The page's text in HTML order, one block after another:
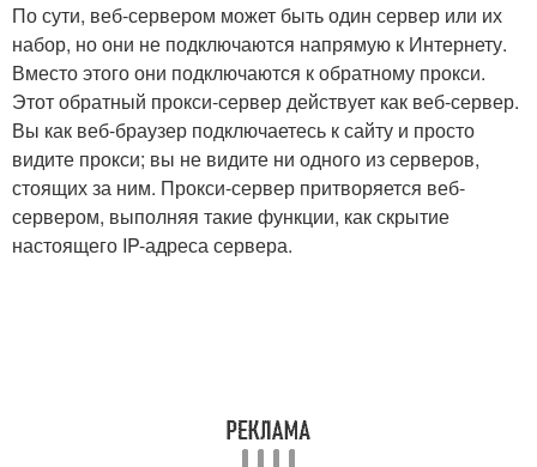
По сути, веб-сервером может быть один сервер или их
набор, но они не подключаются напрямую к Интернету.
Вместо этого они подключаются к обратному прокси.
Этот обратный прокси-сервер действует как веб-сервер.
Вы как веб-браузер подключаетесь к сайту и просто
видите прокси; вы не видите ни одного из серверов,
стоящих за ним. Прокси-сервер притворяется веб-
сервером, выполняя такие функции, как скрытие
настоящего IP-адреса сервера.